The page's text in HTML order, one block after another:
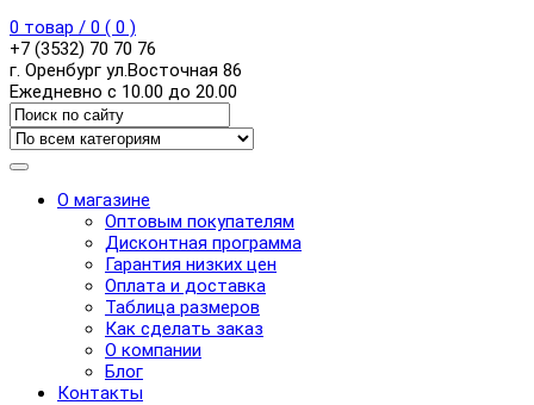
0 товар / 0 ( 0 )
+7 (3532) 70 70 76
г. Оренбург ул.Восточная 86
Ежедневно с 10.00 до 20.00
О магазине
Оптовым покупателям
Дисконтная программа
Гарантия низких цен
Оплата и доставка
Таблица размеров
Как сделать заказ
О компании
Блог
Контакты